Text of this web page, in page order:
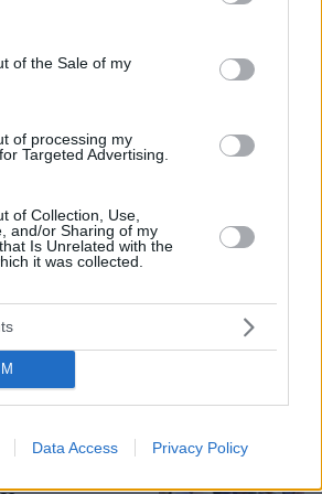
to Google and its third-party tags to
specified purposes in below Google
of the Sale of my
of processing my
Targeted Advertising.
of Collection, Use,
and/or Sharing of my
Is Unrelated with the
it was collected.
Data Access Privacy Policy
κόμματα
που δεν
τα κοράλλια της
στη Σκόπελο, τα
και η
χρυσού»
Η γυναίκα
τον